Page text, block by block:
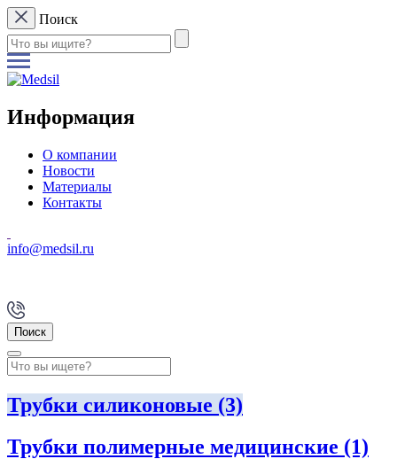
Поиск
Информация
О компании
Новости
Материалы
Контакты
info@medsil.ru
Поиск
Трубки силиконовые (3)
Трубки полимерные медицинские (1)